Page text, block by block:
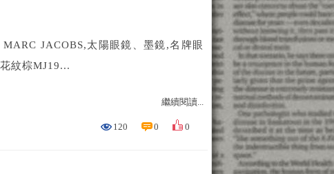
JACOBS,太陽眼鏡、墨鏡,名牌眼
紋棕MJ19...
繼續閱讀...
120 0 0